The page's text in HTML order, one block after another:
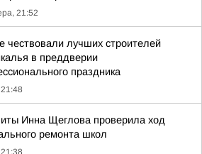
21:52
чествовали лучших строителей
в преддверии
праздника
Инна Щеглова проверила ход
ремонта школ